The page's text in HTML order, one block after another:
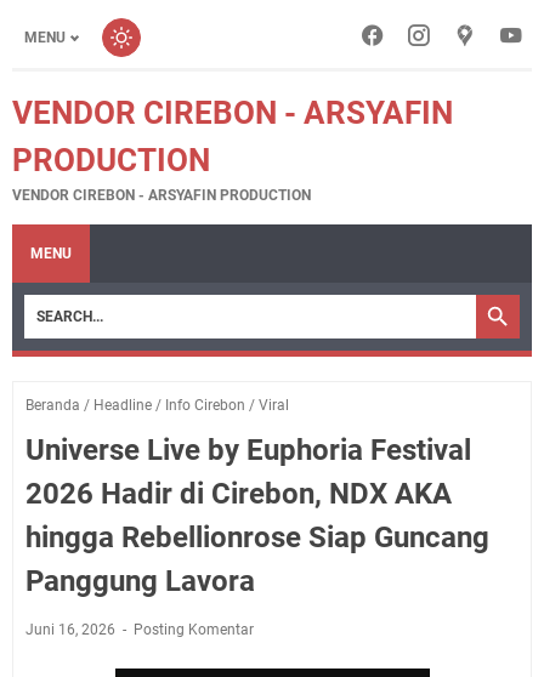
MENU
VENDOR CIREBON - ARSYAFIN
PRODUCTION
VENDOR CIREBON - ARSYAFIN PRODUCTION
MENU
Beranda / Headline / Info Cirebon / Viral
Universe Live by Euphoria Festival
2026 Hadir di Cirebon, NDX AKA
hingga Rebellionrose Siap Guncang
Panggung Lavora
Juni 16, 2026 Posting Komentar